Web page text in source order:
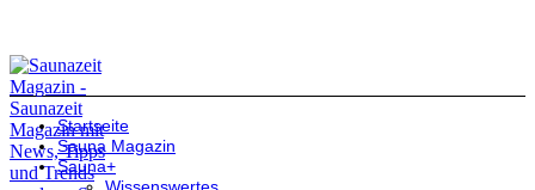
Startseite
Sauna Magazin
Sauna+